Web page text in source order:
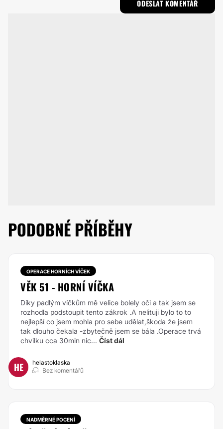
PODOBNÉ PŘÍBĚHY
OPERACE HORNÍCH VÍČEK
VĚK 51 - HORNÍ VÍČKA
Díky padlým víčkům mě velice bolely oči a tak jsem se
rozhodla podstoupit tento zákrok .A nelituji bylo to to
nejlepší co jsem mohla pro sebe udělat,škoda že jsem
tak dlouho čekala -zbytečně jsem se bála .Operace trvá
chvilku cca 30min nic... Číst dál
HE
helastoklaska
Bez komentářů
NADMĚRNÉ POCENÍ